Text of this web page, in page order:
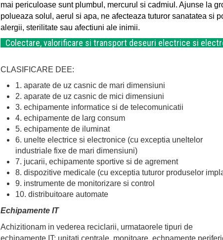
mai periculoase sunt plumbul, mercurul si cadmiul. Ajunse la
polueaza solul, aerul si apa, ne afecteaza tuturor sanatatea si
alergii, sterilitate sau afectiuni ale inimii.
Colectare, valorificare si transport deseuri electrice si
CLASIFICARE DEE:
1. aparate de uz casnic de mari dimensiuni
2. aparate de uz casnic de mici dimensiuni
3. echipamente informatice si de telecomunicatii
4. echipamente de larg consum
5. echipamente de iluminat
6. unelte electrice si electronice (cu exceptia uneltelor
industriale fixe de mari dimensiuni)
7. jucarii, echipamente sportive si de agrement
8. dispozitive medicale (cu exceptia tuturor produselor
9. instrumente de monitorizare si control
10. distribuitoare automate
Echipamente IT
Achizitionam in vederea reciclarii, urmataorele tipuri de
echipamente IT: unitati centrale, monitoare, echpamente